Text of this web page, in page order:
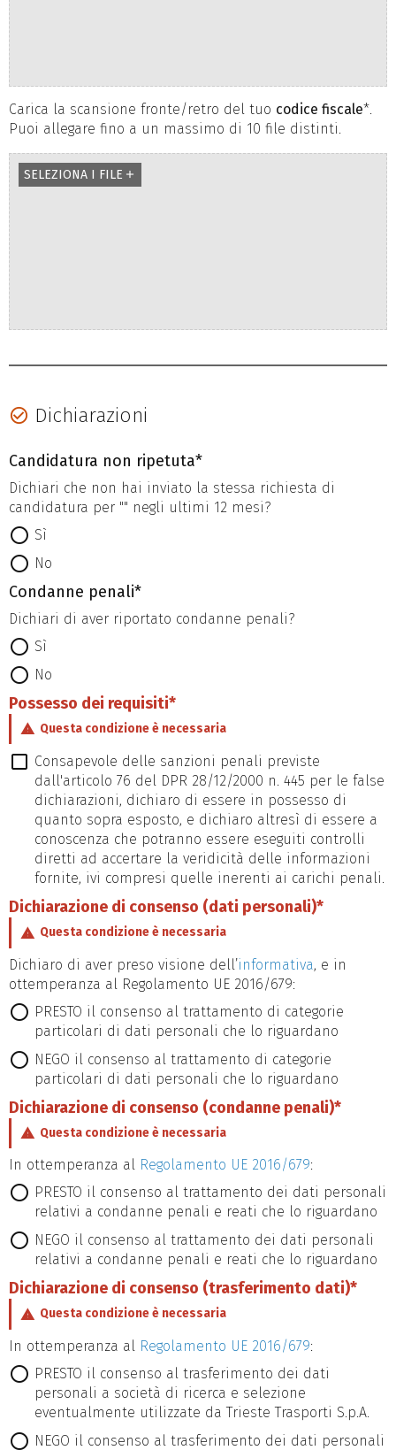
Carica la scansione fronte/retro del tuo codice fiscale*.
Puoi allegare fino a un massimo di 10 file distinti.
SELEZIONA I FILE add
Dichiarazioni
Candidatura non ripetuta*
Dichiari che non hai inviato la stessa richiesta di
candidatura per "" negli ultimi 12 mesi?
Sì
No
Condanne penali*
Dichiari di aver riportato condanne penali?
Sì
No
Possesso dei requisiti*
Questa condizione è necessaria
Consapevole delle sanzioni penali previste
dall'articolo 76 del DPR 28/12/2000 n. 445 per le false
dichiarazioni, dichiaro di essere in possesso di
quanto sopra esposto, e dichiaro altresì di essere a
conoscenza che potranno essere eseguiti controlli
diretti ad accertare la veridicità delle informazioni
fornite, ivi compresi quelle inerenti ai carichi penali.
Dichiarazione di consenso (dati personali)*
Questa condizione è necessaria
Dichiaro di aver preso visione dell’informativa, e in
ottemperanza al Regolamento UE 2016/679:
PRESTO il consenso al trattamento di categorie
particolari di dati personali che lo riguardano
NEGO il consenso al trattamento di categorie
particolari di dati personali che lo riguardano
Dichiarazione di consenso (condanne penali)*
Questa condizione è necessaria
In ottemperanza al Regolamento UE 2016/679:
PRESTO il consenso al trattamento dei dati personali
relativi a condanne penali e reati che lo riguardano
NEGO il consenso al trattamento dei dati personali
relativi a condanne penali e reati che lo riguardano
Dichiarazione di consenso (trasferimento dati)*
Questa condizione è necessaria
In ottemperanza al Regolamento UE 2016/679:
PRESTO il consenso al trasferimento dei dati
personali a società di ricerca e selezione
eventualmente utilizzate da Trieste Trasporti S.p.A.
NEGO il consenso al trasferimento dei dati personali